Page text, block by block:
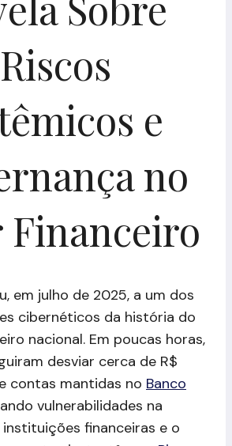
Riscos
e
no
Financeiro
em julho de 2025, a um dos
cibernéticos da história do
nacional. Em poucas horas,
desviar cerca de R$
contas mantidas no Banco
vulnerabilidades na
financeiras e o